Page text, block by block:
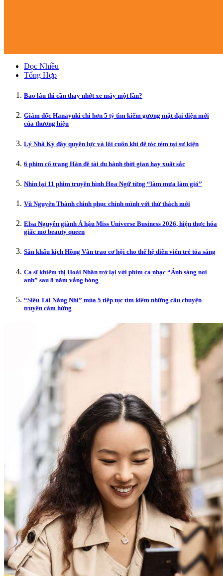
Đọc Nhiều
Tổng Hợp
Bao lâu thì cần thay nhớt xe máy một lần?
Giám đốc Hanayuki chi hơn 5 tỷ tìm kiếm gương mặt đại diện mới
của thương hiệu
Lý Nhã Kỳ đầy quyền lực và lôi cuốn khi để tóc tém tại sự kiện
6 phim cổ trang Hàn đề tài du hành thời gian hay xuất sắc
Nhìn lại 11 phim truyền hình Hoa Ngữ từng “làm mưa làm gió”
Vũ Nguyên Thành chinh phục chính mình với thử thách mới
Elsa Nguyễn giành Á hậu Miss Universe Business 2026, hiện thực hóa
giấc mơ beauty queen
Sân khấu kịch Hồng Vân trao cơ hội cho thế hệ diễn viên trẻ tỏa sáng
Ca sĩ khiếm thị Hoài Nhân trở lại với phim ca nhạc “Ánh sáng nơi
anh” sau 8 năm vắng bóng
“Siêu Tài Năng Nhí” mùa 5 tiếp tục tìm kiếm những câu chuyện
truyền cảm hứng